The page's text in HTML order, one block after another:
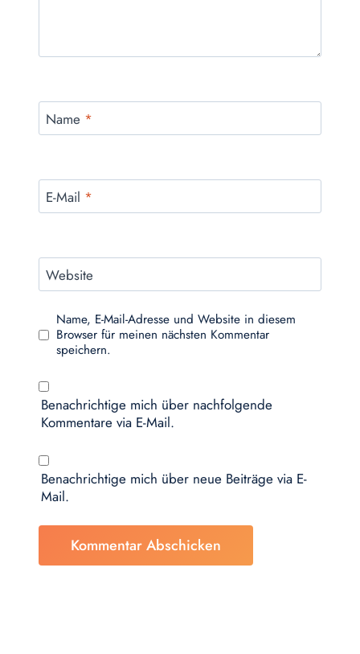
Name *
E-Mail *
Website
Name, E-Mail-Adresse und Website in diesem
Browser für meinen nächsten Kommentar
speichern.
Benachrichtige mich über nachfolgende
Kommentare via E-Mail.
Benachrichtige mich über neue Beiträge via E-
Mail.